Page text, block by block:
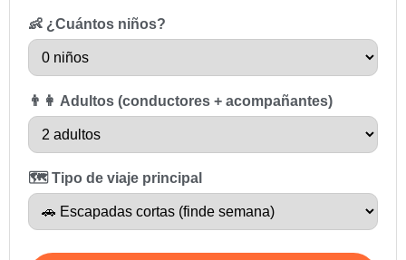
👶 ¿Cuántos niños?
👨‍👩 Adultos (conductores + acompañantes)
🗺️ Tipo de viaje principal